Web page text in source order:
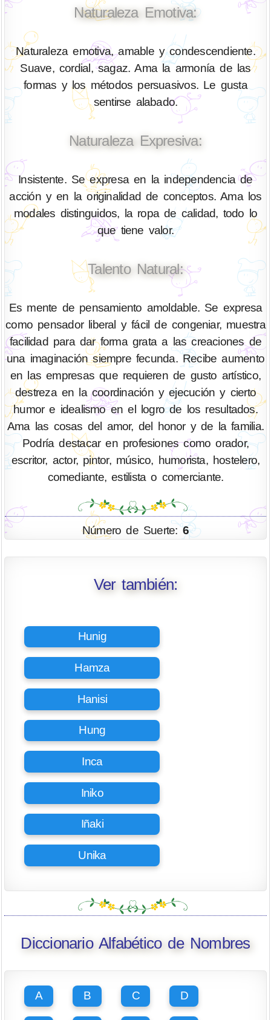
Naturaleza Emotiva:
Naturaleza emotiva, amable y condescendiente.
Suave, cordial, sagaz. Ama la armonía de las
formas y los métodos persuasivos. Le gusta
sentirse alabado.
Naturaleza Expresiva:
Insistente. Se expresa en la independencia de
acción y en la originalidad de conceptos. Ama los
modales distinguidos, la ropa de calidad, todo lo
que tiene valor.
Talento Natural:
Es mente de pensamiento amoldable. Se expresa
como pensador liberal y fácil de congeniar, muestra
facilidad para dar forma grata a las creaciones de
una imaginación siempre fecunda. Recibe aumento
en las empresas que requieren de gusto artístico,
destreza en la coordinación y ejecución y cierto
humor e idealismo en el logro de los resultados.
Ama las cosas del amor, del honor y de la familia.
Podría destacar en profesiones como orador,
escritor, actor, pintor, músico, humorista, hostelero,
comediante, estilista o comerciante.
Número de Suerte:6
Ver también:
Hunig
Hamza
Hanisi
Hung
Inca
Iniko
Iñaki
Unika
Diccionario Alfabético de Nombres
A B C D